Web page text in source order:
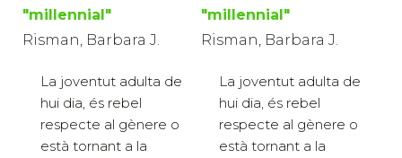
"millennial"
Risman, Barbara J.
La joventut adulta de
hui dia, és rebel
respecte al gènere o
està tornant a la
"millennial"
Risman, Barbara J.
La joventut adulta de
hui dia, és rebel
respecte al gènere o
està tornant a la